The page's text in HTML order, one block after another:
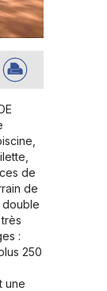
de
de
double
:
250
une